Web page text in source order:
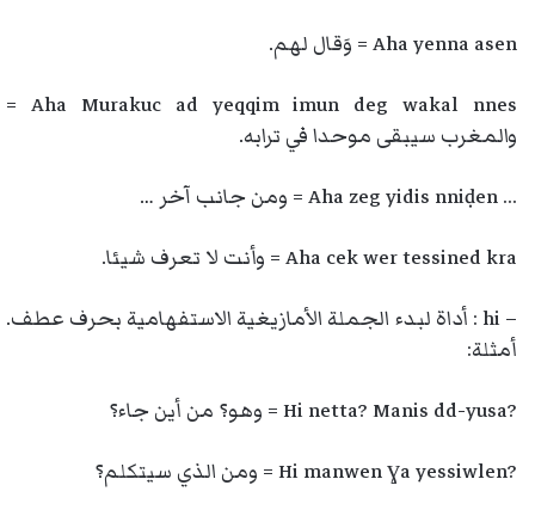
Aha yenna asen = وَقال لهم.
Aha Murakuc ad yeqqim imun deg wakal nnes =
والمغرب سيبقى موحدا في ترابه.
… Aha zeg yidis nniḍen = ومن جانب آخر …
Aha cek wer tessined kra = وأنت لا تعرف شيئا.
– hi : أداة لبدء الجملة الأمازيغية الاستفهامية بحرف عطف.
أمثلة:
?Hi netta? Manis dd-yusa = وهو؟ من أين جاء؟
?Hi manwen ɣa yessiwlen = ومن الذي سيتكلم؟